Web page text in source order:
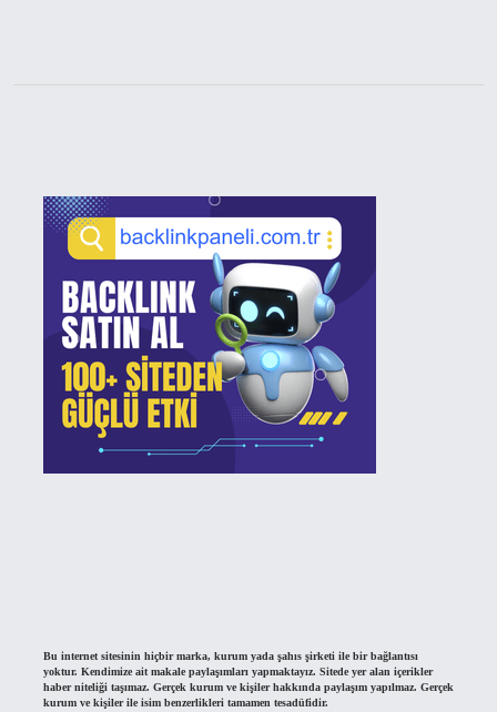
Bu internet sitesinin hiçbir marka, kurum yada şahıs şirketi ile bir bağlantısı
yoktur. Kendimize ait makale paylaşımları yapmaktayız. Sitede yer alan içerikler
haber niteliği taşımaz. Gerçek kurum ve kişiler hakkında paylaşım yapılmaz. Gerçek
kurum ve kişiler ile isim benzerlikleri tamamen tesadüfidir.